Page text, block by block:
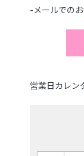
-メールでの
営業日カレン